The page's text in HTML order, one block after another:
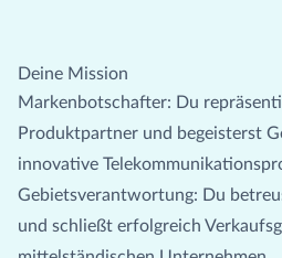
Deine Mission
Markenbotschafter: Du
Produktpartner und begeisterst
innovative
Gebietsverantwortung: Du
und schließt erfolgreich